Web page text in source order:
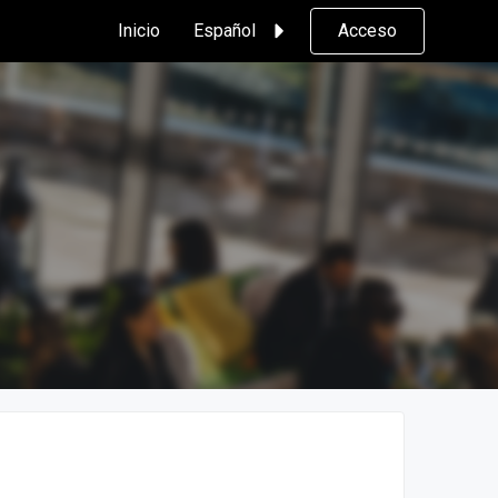
Inicio Español Acceso